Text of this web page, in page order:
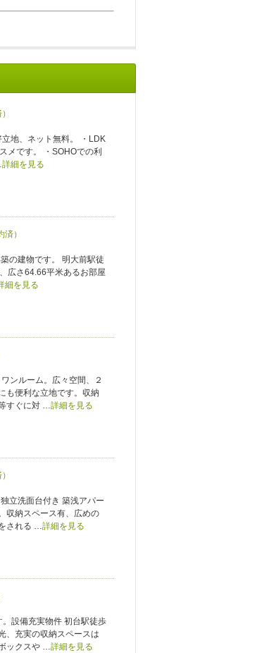
立地、ネット無料。 ・LDK
メです。 ・SOHOでの利
詳細を見る
）
の建物です。 明大前駅徒
広さ64.66平米あるお部屋
細を見る
ンルーム。広々空間、２
も便利な立地です。収納
すぐに対 …詳細を見る
立洗面台付き 築浅アパー
収納スペース有、広めの
される …詳細を見る
。設備充実物件 初台駅徒歩
、充実の収納スペースは
ックスや …詳細を見る